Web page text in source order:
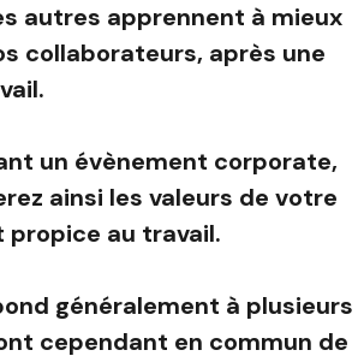
autres apprennent à mieux
collaborateurs, après une
un évènement corporate,
ainsi les valeurs de votre
au travail.
généralement à plusieurs
cependant en commun de